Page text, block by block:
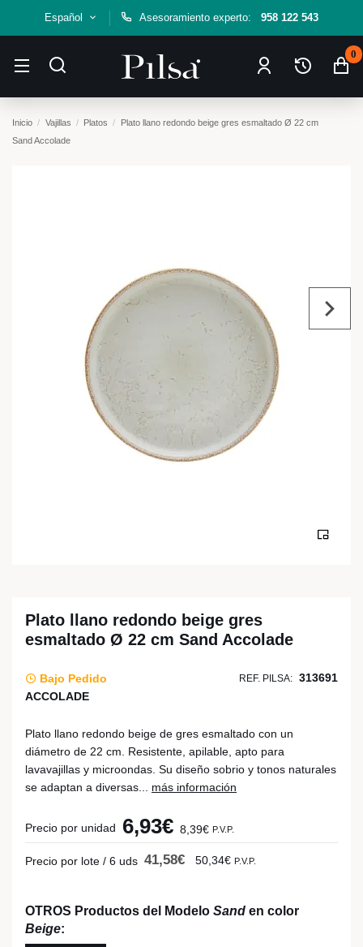
Español Asesoramiento experto: 958 122 543
0
Inicio Vajillas Platos
Plato llano redondo beige gres esmaltado Ø 22 cm
Sand Accolade
Plato llano redondo beige gres
esmaltado Ø 22 cm Sand Accolade
Bajo Pedido REF. PILSA: 313691
ACCOLADE
Plato llano redondo beige de gres esmaltado con un
diámetro de 22 cm. Resistente, apilable, apto para
lavavajillas y microondas. Su diseño sobrio y tonos naturales
se adaptan a diversas... más información
Precio por unidad 6,93€ 8,39€ P.V.P.
Precio por lote / 6 uds 41,58€ 50,34€ P.V.P.
OTROS Productos del Modelo Sand en color
Beige: